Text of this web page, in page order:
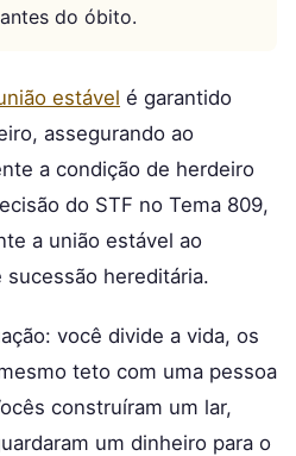
do óbito.
estável é garantido
assegurando ao
a condição de herdeiro
do STF no Tema 809,
a união estável ao
hereditária.
você divide a vida, os
teto com uma pessoa
construíram um lar,
um dinheiro para o